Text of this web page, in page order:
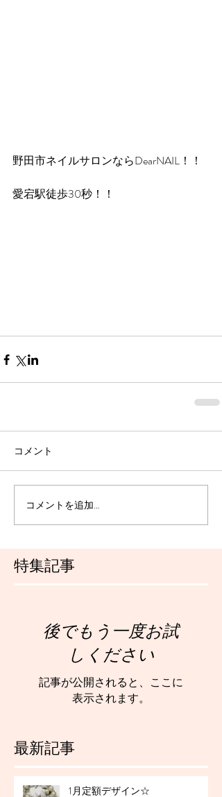
特集記事
最新記事
野田市ネイルサロンならDearNAIL！！
愛宕駅徒歩30秒！！
コメント
コメントを追加…
後でもう一度お試
しください
記事が公開されると、ここに
表示されます。
1月定額デザイン☆